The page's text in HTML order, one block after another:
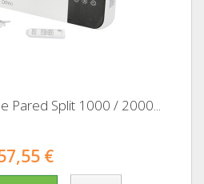
Pared Split 1000 / 2000...
€